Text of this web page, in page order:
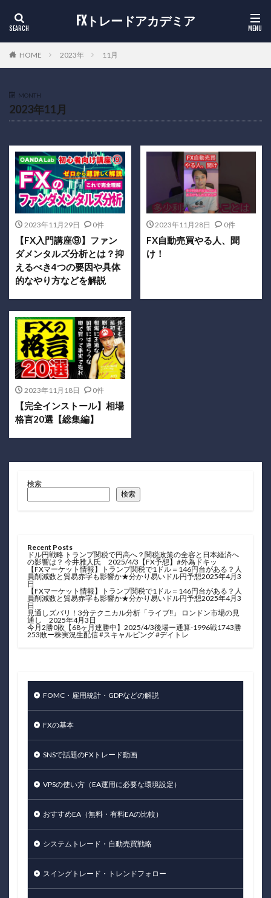
FXトレードアカデミア
HOME 2023年 11月
MONTH
2023年11月
2023年11月29日 0件
【FX入門講座⑨】ファン
ダメンタルズ分析とは？抑
えるべき4つの要因や具体
的なやり方などを解説
2023年11月28日 0件
FX自動売買やる人、聞
け！
2023年11月18日 0件
【完全インストール】相場
格言20選【総集編】
検索
検索
Recent Posts
ドル円戦略 トランプ関税で円高へ？関税政策の全容と日本経済へ
の影響は？ 今井雅人氏 2025/4/3【FX予想】#外為ドキッ
【FXマーケット情報】トランプ関税で1ドル＝146円台がある？人
員削減数と貿易赤字も影響か★分かり易いドル円予想2025年4月3
日
【FXマーケット情報】トランプ関税で1ドル＝146円台がある？人
員削減数と貿易赤字も影響か★分かり易いドル円予想2025年4月3
日
見通しズバリ！3分テクニカル分析「ライブ‼」 ロンドン市場の見
通し 2025年4月3日
今月2勝0敗【68ヶ月連勝中】2025/4/3後場ー通算-1996戦1743勝
253敗ー株実況生配信 #スキャルピング #デイトレ
FOMC・雇用統計・GDPなどの解説
FXの基本
SNSで話題のFXトレード動画
VPSの使い方（EA運用に必要な環境設定）
おすすめEA（無料・有料EAの比較）
システムトレード・自動売買戦略
スイングトレード・トレンドフォロー